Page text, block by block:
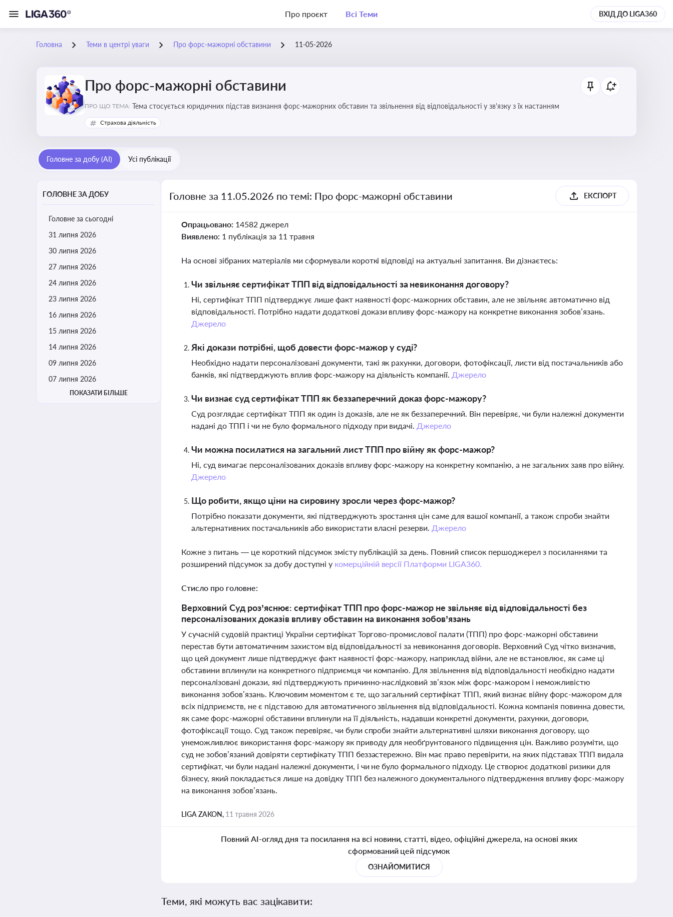
Про проєкт Всі Теми ВХІД ДО LIGA360
Головна Теми в центрі уваги Про форс-мажорні обставини 11-05-2026
Про форс-мажорні обставини
ПРО ЩО ТЕМА: Тема стосується юридичних підстав визнання форс-мажорних обставин та звільнення від відповідальності у зв'язку з їх настанням
Страхова діяльність
Головне за добу (AI) Усі публікації
ГОЛОВНЕ ЗА ДОБУ
Головне за сьогодні
31 липня 2026
30 липня 2026
27 липня 2026
24 липня 2026
23 липня 2026
16 липня 2026
15 липня 2026
14 липня 2026
09 липня 2026
07 липня 2026
ПОКАЗАТИ БІЛЬШЕ
Головне за 11.05.2026 по темі: Про форс-мажорні обставини ЕКСПОРТ
Опрацьовано: 14582 джерел
Виявлено: 1 публікація за 11 травня
На основі зібраних матеріалів ми сформували короткі відповіді на актуальні запитання. Ви дізнаєтесь:
Чи звільняє сертифікат ТПП від відповідальності за невиконання договору?
Ні, сертифікат ТПП підтверджує лише факт наявності форс-мажорних обставин, але не звільняє автоматично від
відповідальності. Потрібно надати додаткові докази впливу форс-мажору на конкретне виконання зобов’язань.
Джерело
Які докази потрібні, щоб довести форс-мажор у суді?
Необхідно надати персоналізовані документи, такі як рахунки, договори, фотофіксації, листи від постачальників або
банків, які підтверджують вплив форс-мажору на діяльність компанії. Джерело
Чи визнає суд сертифікат ТПП як беззаперечний доказ форс-мажору?
Суд розглядає сертифікат ТПП як один із доказів, але не як беззаперечний. Він перевіряє, чи були належні документи
надані до ТПП і чи не було формального підходу при видачі. Джерело
Чи можна посилатися на загальний лист ТПП про війну як форс-мажор?
Ні, суд вимагає персоналізованих доказів впливу форс-мажору на конкретну компанію, а не загальних заяв про війну.
Джерело
Що робити, якщо ціни на сировину зросли через форс-мажор?
Потрібно показати документи, які підтверджують зростання цін саме для вашої компанії, а також спроби знайти
альтернативних постачальників або використати власні резерви. Джерело
Кожне з питань — це короткий підсумок змісту публікацій за день. Повний список першоджерел з посиланнями та
розширений підсумок за добу доступні у комерційній версії Платформи LIGA360.
Стисло про головне:
Верховний Суд роз’яснює: сертифікат ТПП про форс-мажор не звільняє від відповідальності без
персоналізованих доказів впливу обставин на виконання зобов’язань
У сучасній судовій практиці України сертифікат Торгово-промислової палати (ТПП) про форс-мажорні обставини
перестав бути автоматичним захистом від відповідальності за невиконання договорів. Верховний Суд чітко визначив,
що цей документ лише підтверджує факт наявності форс-мажору, наприклад війни, але не встановлює, як саме ці
обставини вплинули на конкретного підприємця чи компанію. Для звільнення від відповідальності необхідно надати
персоналізовані докази, які підтверджують причинно-наслідковий зв’язок між форс-мажором і неможливістю
виконання зобов’язань. Ключовим моментом є те, що загальний сертифікат ТПП, який визнає війну форс-мажором для
всіх підприємств, не є підставою для автоматичного звільнення від відповідальності. Кожна компанія повинна довести,
як саме форс-мажорні обставини вплинули на її діяльність, надавши конкретні документи, рахунки, договори,
фотофіксації тощо. Суд також перевіряє, чи були спроби знайти альтернативні шляхи виконання договору, що
унеможливлює використання форс-мажору як приводу для необґрунтованого підвищення цін. Важливо розуміти, що
суд не зобов’язаний довіряти сертифікату ТПП беззастережно. Він має право перевірити, на яких підставах ТПП видала
сертифікат, чи були надані належні документи, і чи не було формального підходу. Це створює додаткові ризики для
бізнесу, який покладається лише на довідку ТПП без належного документального підтвердження впливу форс-мажору
на виконання зобов’язань.
LIGA ZAKON, 11 травня 2026
Повний AI-огляд дня та посилання на всі новини, статті, відео, офіційні джерела, на основі яких
сформований цей підсумок
ОЗНАЙОМИТИСЯ
Теми, які можуть вас зацікавити: